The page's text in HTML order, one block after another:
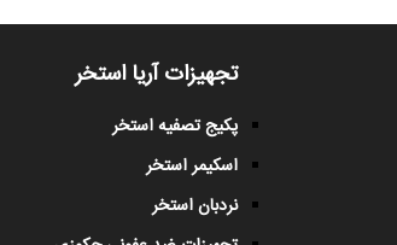
تجهیزات آریا استخر
پکیج تصفیه استخر
اسکیمر استخر
نردبان استخر